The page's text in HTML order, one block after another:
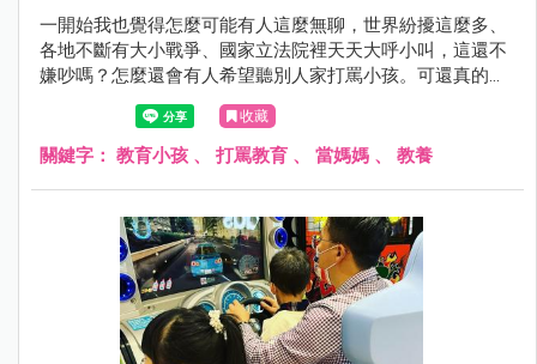
一開始我也覺得怎麼可能有人這麼無聊，世界紛擾這麼多、
各地不斷有大小戰爭、國家立法院裡天天大呼小叫，這還不
嫌吵嗎？怎麼還會有人希望聽別人家打罵小孩。可還真的有
人會在爸媽面前說：「我都跟你說小孩不乖了，你怎麼不罵
他？」、「我都看見小孩不聽話了，你怎麼不修理她？」
收藏
關鍵字： 教育小孩 、 打罵教育 、 當媽媽 、 教養